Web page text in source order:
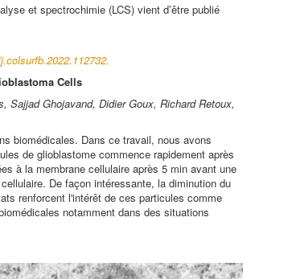
et spectrochimie (LCS) vient d’être publié
Cells
Sajjad Ghojavand, Didier Goux, Richard Retoux,
biomédicales. Dans ce travail, nous avons
de glioblastome commence rapidement après
à la membrane cellulaire après 5 min avant une
De façon intéressante, la diminution du
renforcent l'intérêt de ces particules comme
notamment dans des situations